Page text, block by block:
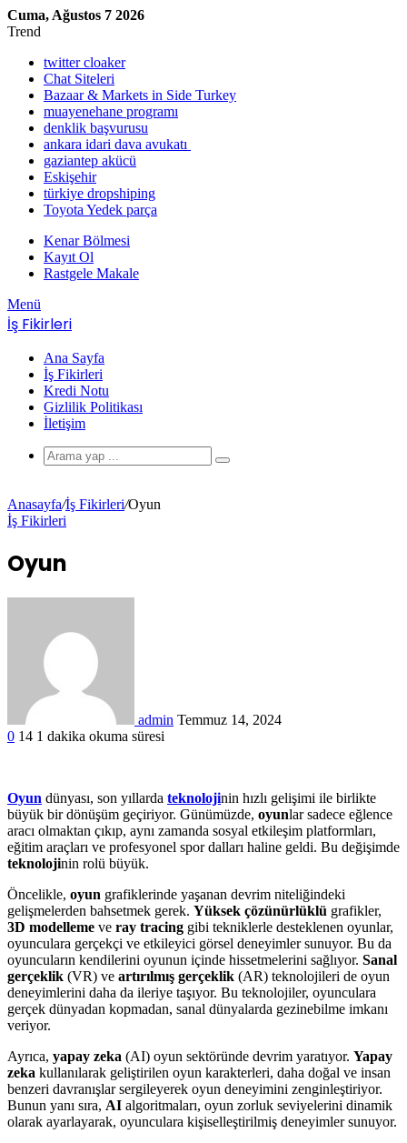
Cuma, Ağustos 7 2026
Trend
twitter cloaker
Chat Siteleri
Bazaar & Markets in Side Turkey
muayenehane programı
denklik başvurusu
ankara idari dava avukatı
gaziantep akücü
Eskişehir
türkiye dropshiping
Toyota Yedek parça
Kenar Bölmesi
Kayıt Ol
Rastgele Makale
Menü
İş Fikirleri
Ana Sayfa
İş Fikirleri
Kredi Notu
Gizlilik Politikası
İletişim
Anasayfa/İş Fikirleri/Oyun
İş Fikirleri
Oyun
admin Temmuz 14, 2024
0 14 1 dakika okuma süresi
Oyun dünyası, son yıllarda teknolojinin hızlı gelişimi ile birlikte
büyük bir dönüşüm geçiriyor. Günümüzde, oyunlar sadece eğlence
aracı olmaktan çıkıp, aynı zamanda sosyal etkileşim platformları,
eğitim araçları ve profesyonel spor dalları haline geldi. Bu değişimde
teknolojinin rolü büyük.
Öncelikle, oyun grafiklerinde yaşanan devrim niteliğindeki
gelişmelerden bahsetmek gerek. Yüksek çözünürlüklü grafikler,
3D modelleme ve ray tracing gibi tekniklerle desteklenen oyunlar,
oyunculara gerçekçi ve etkileyici görsel deneyimler sunuyor. Bu da
oyuncuların kendilerini oyunun içinde hissetmelerini sağlıyor. Sanal
gerçeklik (VR) ve artırılmış gerçeklik (AR) teknolojileri de oyun
deneyimlerini daha da ileriye taşıyor. Bu teknolojiler, oyunculara
gerçek dünyadan kopmadan, sanal dünyalarda gezinebilme imkanı
veriyor.
Ayrıca, yapay zeka (AI) oyun sektöründe devrim yaratıyor. Yapay
zeka kullanılarak geliştirilen oyun karakterleri, daha doğal ve insan
benzeri davranışlar sergileyerek oyun deneyimini zenginleştiriyor.
Bunun yanı sıra, AI algoritmaları, oyun zorluk seviyelerini dinamik
olarak ayarlayarak, oyunculara kişiselleştirilmiş deneyimler sunuyor.